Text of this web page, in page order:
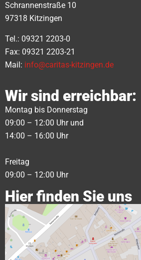
Schrannenstraße 10
97318 Kitzingen
Tel.: 09321 2203-0
Fax: 09321 2203-21
Mail: info@caritas-kitzingen.de
Wir sind erreichbar:
Montag bis Donnerstag
09:00 – 12:00 Uhr und
14:00 – 16:00 Uhr
Freitag
09:00 – 12:00 Uhr
Hier finden Sie uns